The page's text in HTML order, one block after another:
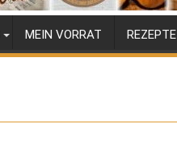
MEIN VORRAT REZEPTE